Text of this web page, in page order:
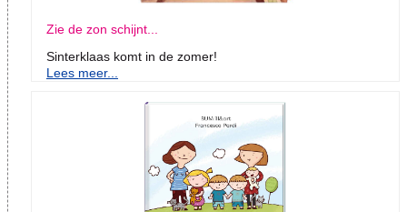
Zie de zon schijnt...
Sinterklaas komt in de zomer!
Lees meer...